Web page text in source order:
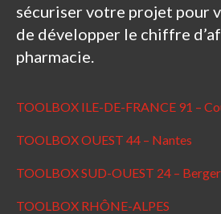
sécuriser votre projet pour
de développer le chiffre
pharmacie.
TOOLBOX ILE-DE-FRANCE 91 –
TOOLBOX OUEST 44 – Nantes
TOOLBOX SUD-OUEST 24 –
TOOLBOX RHÔNE-ALPES